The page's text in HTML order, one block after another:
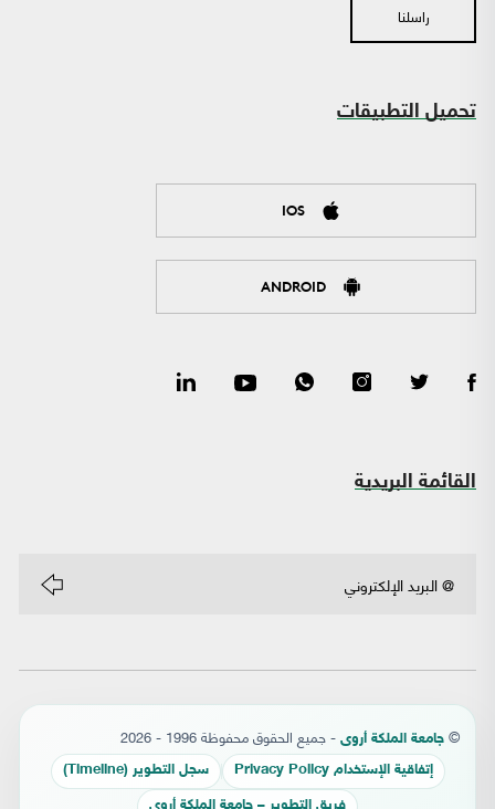
راسلنا
تحميل التطبيقات
IOS
ANDROID
القائمة البريدية
© جامعة الملكة أروى - جميع الحقوق محفوظة 1996 - 2026
إتفاقية الإستخدام Privacy Policy سجل التطوير (Timeline)